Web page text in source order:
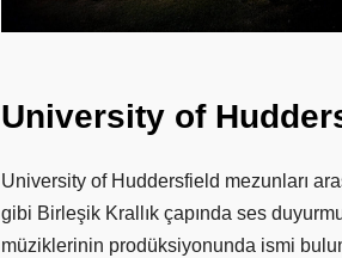
University of
University of Huddersfield mezunları
gibi Birleşik Krallık çapında ses
müziklerinin prodüksiyonunda ismi